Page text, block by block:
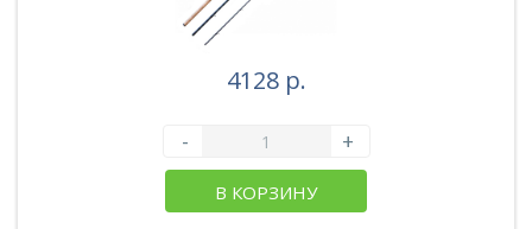
4128 р.
- +
В КОРЗИНУ